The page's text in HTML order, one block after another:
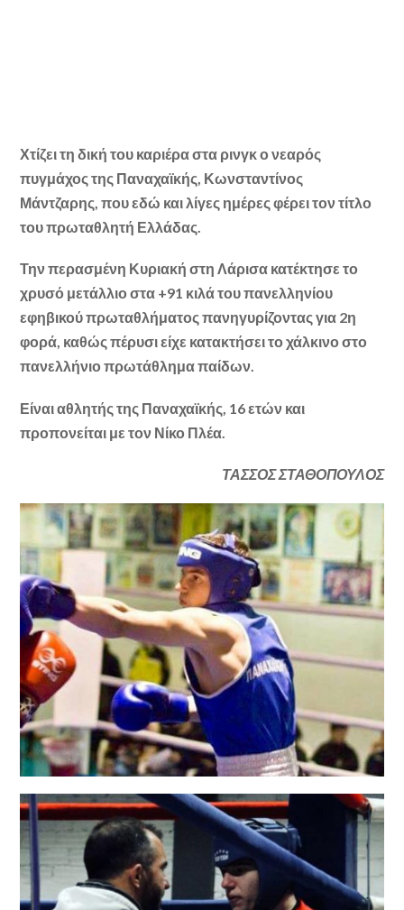
Χτίζει τη δική του καριέρα στα ρινγκ ο νεαρός
πυγμάχος της Παναχαϊκής, Κωνσταντίνος
Μάντζαρης, που εδώ και λίγες ημέρες φέρει τον τίτλο
του πρωταθλητή Ελλάδας.
Την περασμένη Κυριακή στη Λάρισα κατέκτησε το
χρυσό μετάλλιο στα +91 κιλά του πανελληνίου
εφηβικού πρωταθλήματος πανηγυρίζοντας για 2η
φορά, καθώς πέρυσι είχε κατακτήσει το χάλκινο στο
πανελλήνιο πρωτάθλημα παίδων.
Είναι αθλητής της Παναχαϊκής, 16 ετών και
προπονείται με τον Νίκο Πλέα.
ΤΑΣΣΟΣ ΣΤΑΘΟΠΟΥΛΟΣ